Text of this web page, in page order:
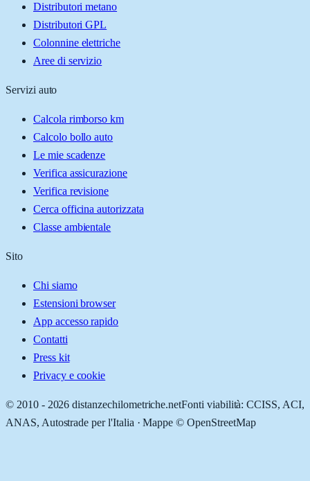
Distributori metano
Distributori GPL
Colonnine elettriche
Aree di servizio
Servizi auto
Calcola rimborso km
Calcolo bollo auto
Le mie scadenze
Verifica assicurazione
Verifica revisione
Cerca officina autorizzata
Classe ambientale
Sito
Chi siamo
Estensioni browser
App accesso rapido
Contatti
Press kit
Privacy e cookie
© 2010 - 2026 distanzechilometriche.netFonti viabilità: CCISS, ACI,
ANAS, Autostrade per l'Italia · Mappe © OpenStreetMap